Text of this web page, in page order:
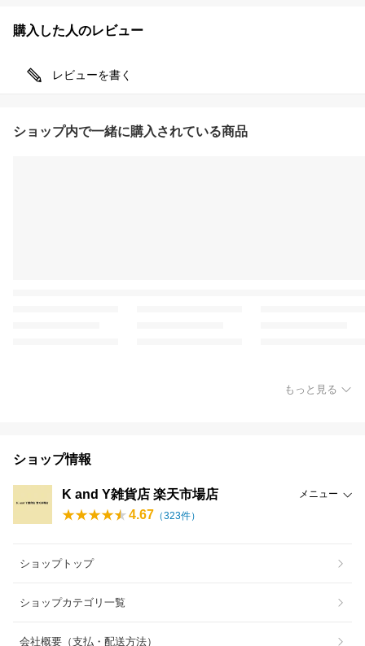
購入した人のレビュー
レビューを書く
ショップ内で一緒に購入されている商品
もっと見る
ショップ情報
K and Y雑貨店 楽天市場店 メニュー
4.67 （323件）
ショップトップ
ショップカテゴリ一覧
会社概要（支払・配送方法）